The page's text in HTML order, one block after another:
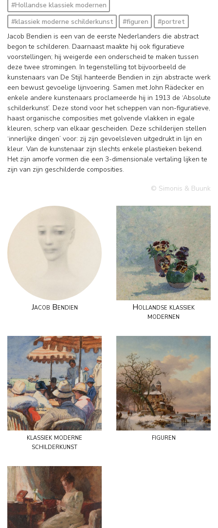
#Hollandse klassiek modernen
#klassiek moderne schilderkunst
#figuren
#portret
Jacob Bendien is een van de eerste Nederlanders die abstract
begon te schilderen. Daarnaast maakte hij ook figuratieve
voorstellingen; hij weigerde een onderscheid te maken tussen
deze twee stromingen. In tegenstelling tot bijvoorbeeld de
kunstenaars van De Stijl hanteerde Bendien in zijn abstracte werk
een bewust gevoelige lijnvoering. Samen met John Rädecker en
enkele andere kunstenaars proclameerde hij in 1913 de ‘Absolute
schilderkunst’. Deze stond voor het scheppen van non-figuratieve,
haast organische composities met golvende vlakken in egale
kleuren, scherp van elkaar gescheiden. Deze schilderijen stellen
‘innerlijke dingen’ voor: zij zijn gevoelsleven uitgedrukt in lijn en
kleur. Van de kunstenaar zijn slechts enkele plastieken bekend.
Het zijn amorfe vormen die een 3-dimensionale vertaling lijken te
zijn van zijn geschilderde composities.
© Simonis & Buunk
Jacob Bendien
Hollandse klassiek
modernen
klassiek moderne
schilderkunst
figuren